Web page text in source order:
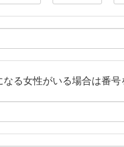
なる女性がいる場合は番号